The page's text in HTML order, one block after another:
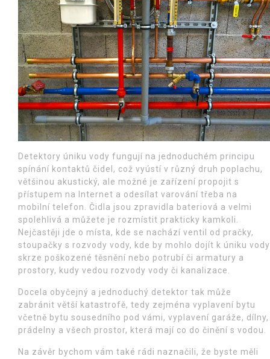
Detektory úniku vody fungují na jednoduchém principu
spínání kontaktů čidel, což vyústí v různý druh poplachu,
většinou akustický, ale možné je zařízení propojit s
přístupem na Internet a odesílat varování třeba na
mobilní telefon. Čidla jsou zpravidla bateriová a velmi
spolehlivá a můžete je rozmístit prakticky kamkoli.
Nejčastěji jde o místa, kde se nachází ventil od pračky,
stoupačky s rozvody vody, kde by mohlo dojít k úniku vody
skrze poškozené těsnění nebo potrubí či armatury a
prostory, kudy vedou rozvody vody či kanalizace.
Docela obyčejný a jednoduchý detektor tak může
zabránit větší katastrofě, tedy zejména vyplavení bytu
včetně bytu sousedního pod vámi, vyplavení garáže, dílny,
prádelny a všech prostor, která mají co do činění s vodou.
Na závěr bychom vám také rádi naznačili, že byste měli